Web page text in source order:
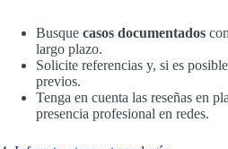
Busque casos documentados
largo plazo.
Solicite referencias y, si es
previos.
Tenga en cuenta las reseñas en
presencia profesional en redes.